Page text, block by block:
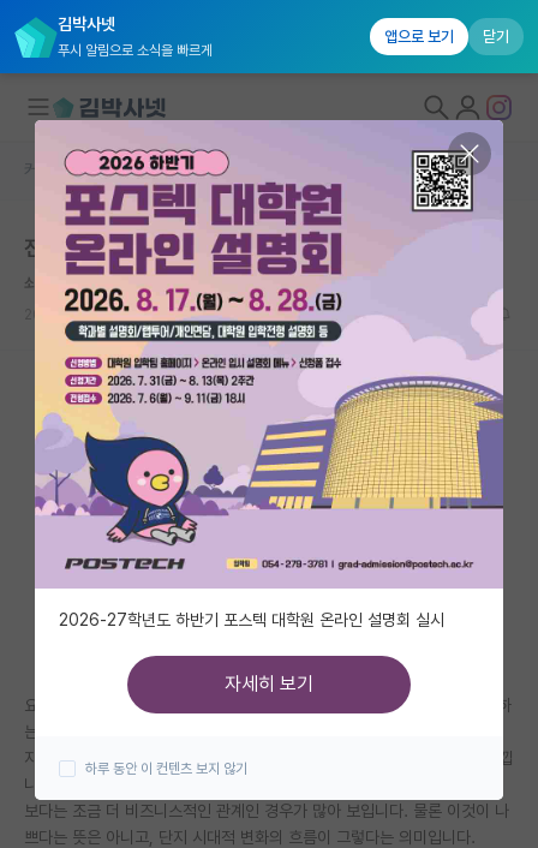
김박사넷
푸시 알림으로 소식을 빠르게
앱으로 보기 닫기
대학원생 모집
국내대학원 정보
연구실&오픈랩
커뮤니티
커뮤니티 홈
전체글보기
베스트 게시판
IF 명예의전당
자유 게시판(아무개랩)
미국 유학 게시판
미국 대학원 합격 후기 게시판
대학원 합격 후기 게시판
연구실(PI) 홍보 게시판
커뮤니티 홈 베스트 게시판
전 저희 지도교수님이 참 좋습니다
쇠약한 어니스트 헤밍웨이
2026.06.03 9 7911
요즘 새로 임용되는 교수님들은 예전처럼 "우리 딸 좀 데리러 가라", "이사하
는데 와서 도와라" 같은 악질적인 사례는 많이 줄어든 것 같습니다. 오히려
지도교수와 대학원생 사이의 연결이 점점 약해지는 추세에 더 가깝다고 느낍
니다. 예전에는 교수님이 말 그대로 '은사'에 가까운 존재였다면, 요즘은 그
보다는 조금 더 비즈니스적인 관계인 경우가 많아 보입니다. 물론 이것이 나
쁘다는 뜻은 아니고, 단지 시대적 변화의 흐름이 그렇다는 의미입니다.
2026-27학년도 하반기 포스텍 대학원 온라인 설명회 실시
자세히 보기
하루 동안 이 컨텐츠 보지 않기